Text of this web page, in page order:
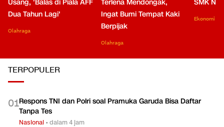
Usang, 'Balas di Piala AFF
Dua Tahun Lagi'
Olahraga
Terlena Mendongak,
Ingat Bumi Tempat Kaki
Berpijak
Olahraga
SMK
Ekonomi
TERPOPULER
01Respons TNI dan Polri soal Pramuka Garuda Bisa Daftar
Tanpa Tes
Nasional •dalam 4 jam